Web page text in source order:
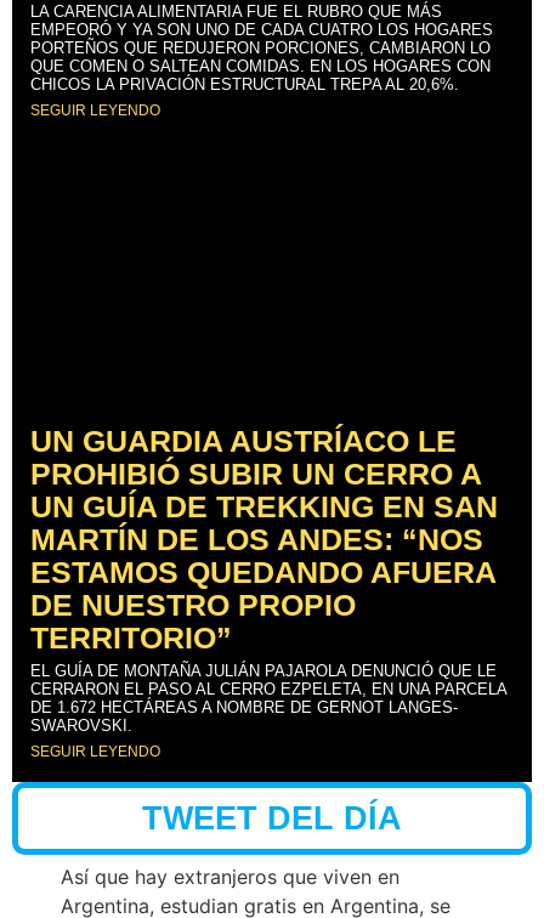
LA CARENCIA ALIMENTARIA FUE EL RUBRO QUE MÁS
EMPEORÓ Y YA SON UNO DE CADA CUATRO LOS HOGARES
PORTEÑOS QUE REDUJERON PORCIONES, CAMBIARON LO
QUE COMEN O SALTEAN COMIDAS. EN LOS HOGARES CON
CHICOS LA PRIVACIÓN ESTRUCTURAL TREPA AL 20,6%.
SEGUIR LEYENDO
UN GUARDIA AUSTRÍACO LE
PROHIBIÓ SUBIR UN CERRO A
UN GUÍA DE TREKKING EN SAN
MARTÍN DE LOS ANDES: “NOS
ESTAMOS QUEDANDO AFUERA
DE NUESTRO PROPIO
TERRITORIO”
EL GUÍA DE MONTAÑA JULIÁN PAJAROLA DENUNCIÓ QUE LE
CERRARON EL PASO AL CERRO EZPELETA, EN UNA PARCELA
DE 1.672 HECTÁREAS A NOMBRE DE GERNOT LANGES-
SWAROVSKI.
SEGUIR LEYENDO
TWEET DEL DÍA
Así que hay extranjeros que viven en
Argentina, estudian gratis en Argentina, se